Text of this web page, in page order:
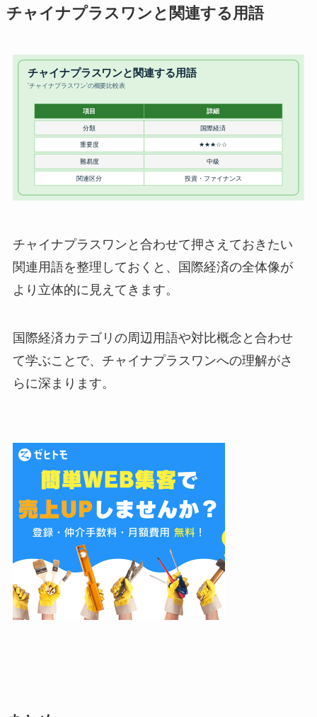
チャイナプラスワンと関連する用語
チャイナプラスワンと合わせて押さえておきたい
関連用語を整理しておくと、国際経済の全体像が
より立体的に見えてきます。
国際経済カテゴリの周辺用語や対比概念と合わせ
て学ぶことで、チャイナプラスワンへの理解がさ
らに深まります。